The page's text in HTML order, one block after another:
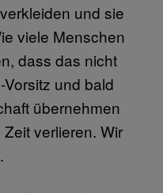
und sie
viele Menschen
dass das nicht
und bald
übernehmen
verlieren. Wir